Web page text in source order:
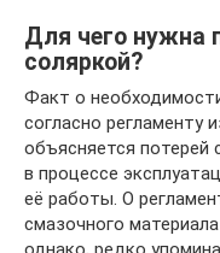
Для чего нужна
соляркой?
Факт о
согласно регламенту
объясняется потерей
в процессе
её работы. О
смазочного